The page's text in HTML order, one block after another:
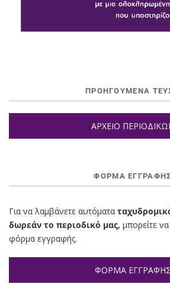
ΠΡΟΗΓΟΥΜΕΝΑ
ΑΡΧΕΙΟ
ΦΌΡΜΑ ΕΓΓΡΑΦΉΣ
Για να λαμβάνετε αυτόματα
δωρεάν το περιοδικό μας, μπορείτε
φόρμα εγγραφής.
ΦΟΡΜΑ ΕΓΓΡΑΦΗΣ